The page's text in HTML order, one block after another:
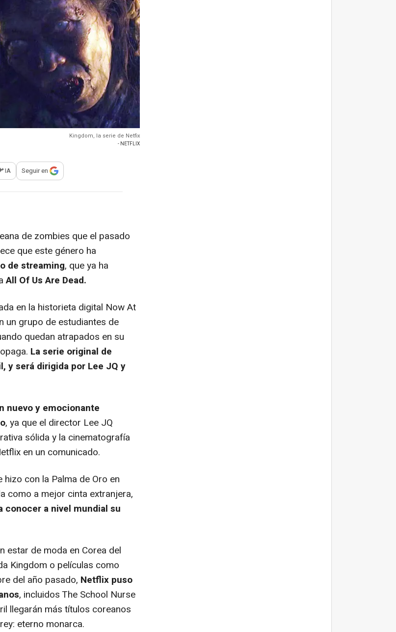
Kingdom, la serie de Netfix
- NETFLIX
para compartir
IA Seguir en
de zombies que el pasado
que este género ha
de streaming, que ya ha
All Of Us Are Dead.
en la historieta digital Now At
un grupo de estudiantes de
quedan atrapados en su
La serie original de
y será dirigida por Lee JQ y
nuevo y emocionante
, ya que el director Lee JQ
sólida y la cinematografía
en un comunicado.
hizo con la Palma de Oro en
como a mejor cinta extranjera,
conocer a nivel mundial su
estar de moda en Corea del
Kingdom o películas como
del año pasado, Netflix puso
, incluidos The School Nurse
llegarán más títulos coreanos
eterno monarca.